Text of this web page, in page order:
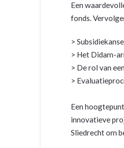
Een
fonds.
>
> Het Didam-
> De rol van
>
Een
innovatieve
Sliedrecht om